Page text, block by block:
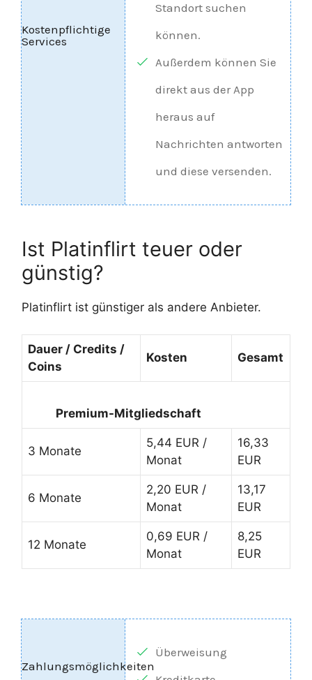
Standort suchen
können.
Außerdem können Sie
direkt aus der App
heraus auf
Nachrichten antworten
und diese versenden.
Ist Platinflirt teuer oder
günstig?
Platinflirt ist günstiger als andere Anbieter.
Dauer / Credits /
Coins
Kosten Gesamt
Premium-Mitgliedschaft
3 Monate
5,44 EUR /
Monat
16,33
EUR
6 Monate
2,20 EUR /
Monat
13,17
EUR
12 Monate
0,69 EUR /
Monat
8,25
EUR
Überweisung